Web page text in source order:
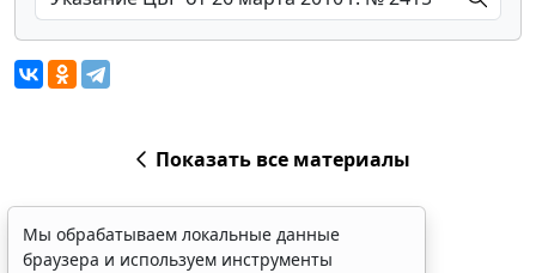
Показать все материалы
Мы обрабатываем локальные данные
браузера и используем инструменты